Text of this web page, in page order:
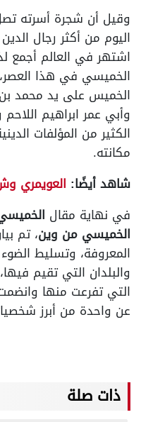
وقيل أن شجرة أسرته
اليوم من أكثر رجال
اشتهر في العالم أجمع
الخميسي في هذا
الخميس على يد محمد بن
وأبي عمر ابراهيم
الكثير من المؤلفات
مكانته.
شاهد أيضًا: العويمري
في نهاية مقال
الخميسي من وين، تم
المعروفة، وتسليط
والبلدان التي تقيم
التي تفرعت منها
عن واحدة من أبرز
ذات صلة